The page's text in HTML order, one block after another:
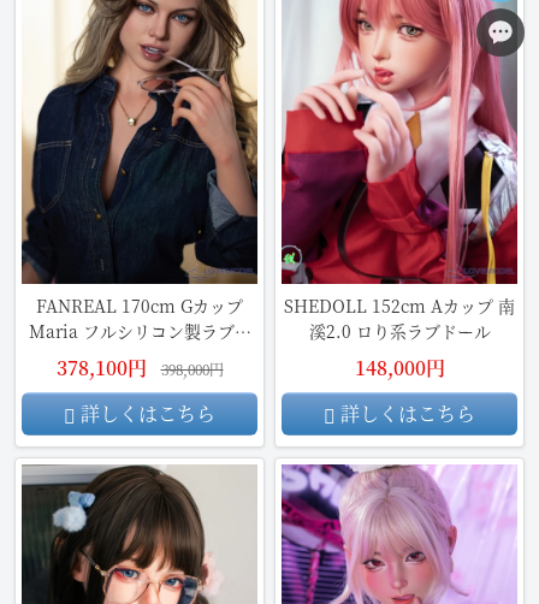
FANREAL 170cm Gカップ
Maria フルシリコン製ラブド
ール
378,100円 398,000円
詳しくはこちら
SHEDOLL 152cm Aカップ 南
溪2.0 ロり系ラブドール
148,000円
詳しくはこちら